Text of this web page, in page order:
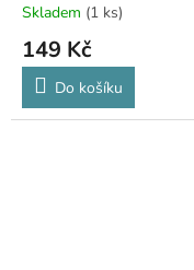
Skladem (1 ks)
149 Kč
Do košíku